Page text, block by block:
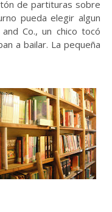
de partituras sobre
pueda elegir algun
Co., un chico tocó
a bailar. La pequeña